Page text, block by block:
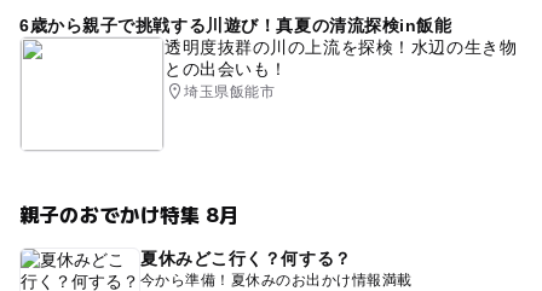
6歳から親子で挑戦する川遊び！真夏の清流探検in飯能
透明度抜群の川の上流を探検！水辺の生き物
との出会いも！
埼玉県飯能市
親子のおでかけ特集 8月
夏休みどこ行く？何する？
今から準備！夏休みのお出かけ情報満載